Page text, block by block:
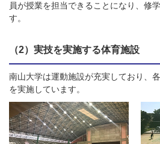
員が授業を担当できることになり、修
す。
（2）実技を実施する体育施設
南山大学は運動施設が充実しており、
を実施しています。